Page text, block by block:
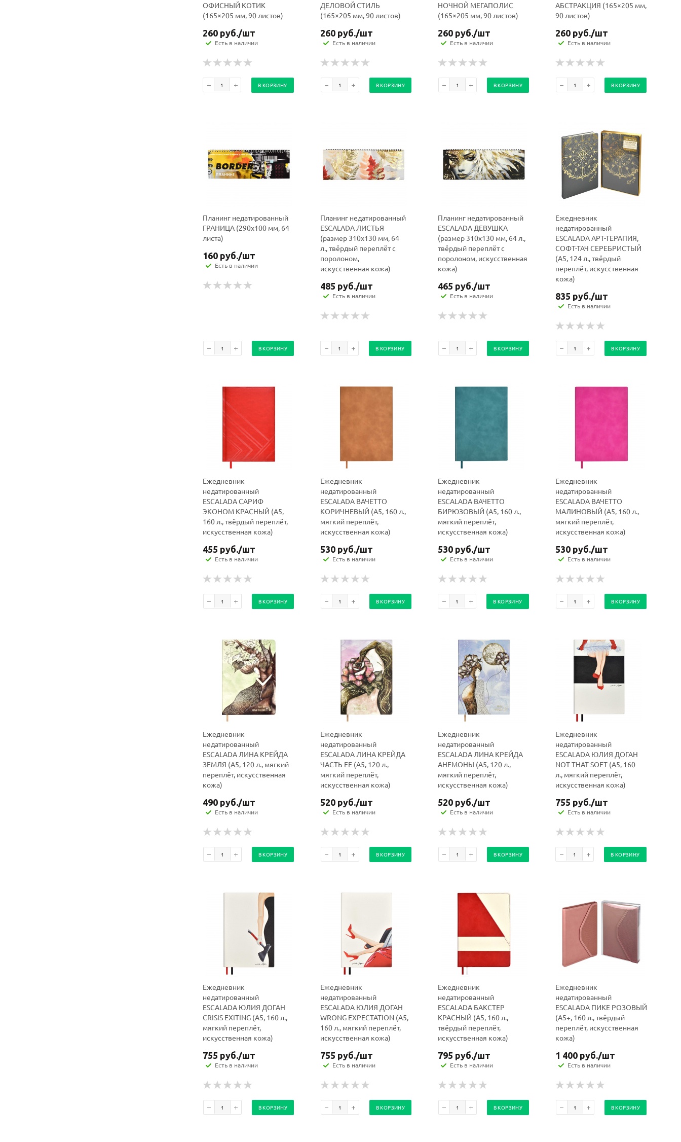
ОФИСНЫЙ КОТИК
(165×205 мм, 90 листов)
260 руб./шт
Есть в наличии
В КОРЗИНУ
ДЕЛОВОЙ СТИЛЬ
(165×205 мм, 90 листов)
260 руб./шт
Есть в наличии
В КОРЗИНУ
НОЧНОЙ МЕГАПОЛИС
(165×205 мм, 90 листов)
260 руб./шт
Есть в наличии
В КОРЗИНУ
АБСТРАКЦИЯ (165×205 мм,
90 листов)
260 руб./шт
Есть в наличии
В КОРЗИНУ
Планинг недатированный
ГРАНИЦА (290х100 мм, 64
листа)
160 руб./шт
Есть в наличии
В КОРЗИНУ
Планинг недатированный
ESCALADA ЛИСТЬЯ
(размер 310x130 мм, 64
л., твёрдый переплёт с
поролоном,
искусственная кожа)
485 руб./шт
Есть в наличии
В КОРЗИНУ
Планинг недатированный
ESCALADA ДЕВУШКА
(размер 310x130 мм, 64 л.,
твёрдый переплёт с
поролоном, искусственная
кожа)
465 руб./шт
Есть в наличии
В КОРЗИНУ
Ежедневник
недатированный
ESCALADA АРТ-ТЕРАПИЯ,
СОФТ-ТАЧ СЕРЕБРИСТЫЙ
(А5, 124 л., твёрдый
переплёт, искусственная
кожа)
835 руб./шт
Есть в наличии
В КОРЗИНУ
Ежедневник
недатированный
ESCALADA САРИФ
ЭКОНОМ КРАСНЫЙ (А5,
160 л., твёрдый переплёт,
искусственная кожа)
455 руб./шт
Есть в наличии
В КОРЗИНУ
Ежедневник
недатированный
ESCALADA ВАЧЕТТО
КОРИЧНЕВЫЙ (А5, 160 л.,
мягкий переплёт,
искусственная кожа)
530 руб./шт
Есть в наличии
В КОРЗИНУ
Ежедневник
недатированный
ESCALADA ВАЧЕТТО
БИРЮЗОВЫЙ (А5, 160 л.,
мягкий переплёт,
искусственная кожа)
530 руб./шт
Есть в наличии
В КОРЗИНУ
Ежедневник
недатированный
ESCALADA ВАЧЕТТО
МАЛИНОВЫЙ (А5, 160 л.,
мягкий переплёт,
искусственная кожа)
530 руб./шт
Есть в наличии
В КОРЗИНУ
Ежедневник
недатированный
ESCALADA ЛИНА КРЕЙДА
ЗЕМЛЯ (А5, 120 л., мягкий
переплёт, искусственная
кожа)
490 руб./шт
Есть в наличии
В КОРЗИНУ
Ежедневник
недатированный
ESCALADA ЛИНА КРЕЙДА
ЧАСТЬ ЕЕ (А5, 120 л.,
мягкий переплёт,
искусственная кожа)
520 руб./шт
Есть в наличии
В КОРЗИНУ
Ежедневник
недатированный
ESCALADA ЛИНА КРЕЙДА
АНЕМОНЫ (А5, 120 л.,
мягкий переплёт,
искусственная кожа)
520 руб./шт
Есть в наличии
В КОРЗИНУ
Ежедневник
недатированный
ESCALADA ЮЛИЯ ДОГАН
NOT THAT SOFT (А5, 160
л., мягкий переплёт,
искусственная кожа)
755 руб./шт
Есть в наличии
В КОРЗИНУ
Ежедневник
недатированный
ESCALADA ЮЛИЯ ДОГАН
CRISIS EXITING (А5, 160 л.,
мягкий переплёт,
искусственная кожа)
755 руб./шт
Есть в наличии
В КОРЗИНУ
Ежедневник
недатированный
ESCALADA ЮЛИЯ ДОГАН
WRONG EXPECTATION (А5,
160 л., мягкий переплёт,
искусственная кожа)
755 руб./шт
Есть в наличии
В КОРЗИНУ
Ежедневник
недатированный
ESCALADA БАКСТЕР
КРАСНЫЙ (А5, 160 л.,
твёрдый переплёт,
искусственная кожа)
795 руб./шт
Есть в наличии
В КОРЗИНУ
Ежедневник
недатированный
ESCALADA ПИКЕ РОЗОВЫЙ
(А5+, 160 л., твёрдый
переплёт, искусственная
кожа)
1 400 руб./шт
Есть в наличии
В КОРЗИНУ
Ваш E-mail:
политикой
конфидициальности
Ваш E-mail:
политикой
конфидициальности